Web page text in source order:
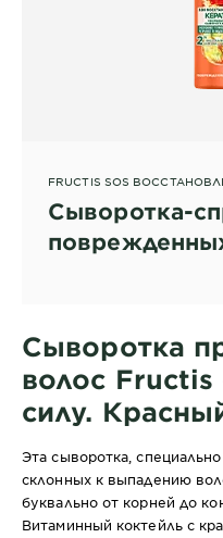
FRUCTIS SOS
Сыворотка-
Сыворотка
волос
силу.
Эта сыворотка,
склонных к выпадению
буквально от корней до
Витаминный коктейль с